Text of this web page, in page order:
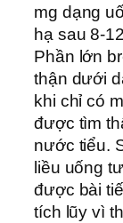
mg dạng
hạ sau 8-
Phần lớn
thận dưới
khi chỉ có
được tìm
nước tiểu.
liều uống
được bài
tích lũy vì